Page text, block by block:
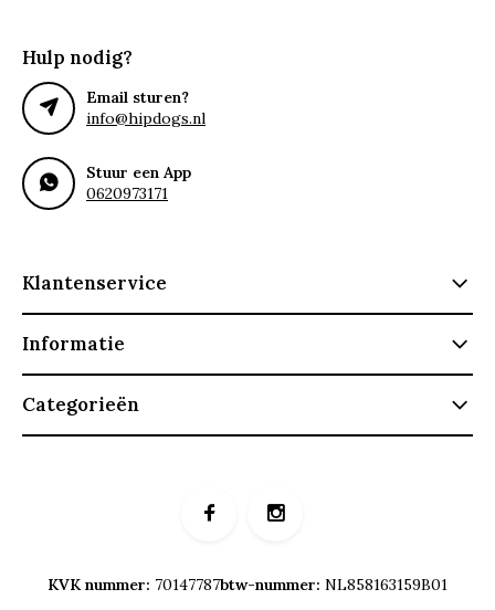
Hulp nodig?
Email sturen?
info@hipdogs.nl
Stuur een App
0620973171
Klantenservice
Informatie
Categorieën
KVK nummer: 70147787btw-nummer: NL858163159B01